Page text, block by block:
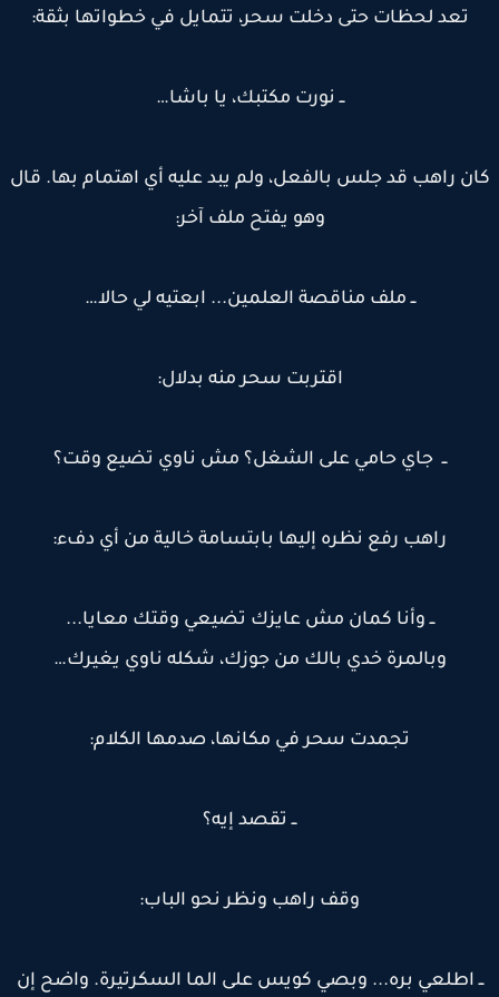
تعد لحظات حتى دخلت سحر، تتمايل في خطواتها بثقة:
ــ نورت مكتبك، يا باشا…
راهب قد جلس بالفعل، ولم يبد عليه أي اهتمام بها. قال
وهو يفتح ملف آخر:
ــ ملف مناقصة العلمين... ابعتيه لي حالا…
اقتربت سحر منه بدلال:
ــ جاي حامي على الشغل؟ مش ناوي تضيع وقت؟
راهب رفع نظره إليها بابتسامة خالية من أي دفء:
ــ وأنا كمان مش عايزك تضيعي وقتك معايا...
وبالمرة خدي بالك من جوزك، شكله ناوي يغيرك…
تجمدت سحر في مكانها، صدمها الكلام:
ــ تقصد إيه؟
وقف راهب ونظر نحو الباب:
اطلعي بره... وبصي كويس على الما السكرتيرة. واضح إن